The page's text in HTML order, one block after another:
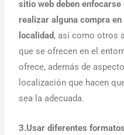
sitio web deben
realizar alguna compra
localidad, así como otros
que se ofrecen en el
ofrece, además de
localización que hacen
sea la adecuada.
3.Usar diferentes